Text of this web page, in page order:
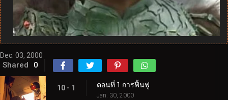
Dec. 03, 2000
Shared 0
10 - 1 ตอนที่ 1 การฟื้นฟู
Jan. 30, 2000